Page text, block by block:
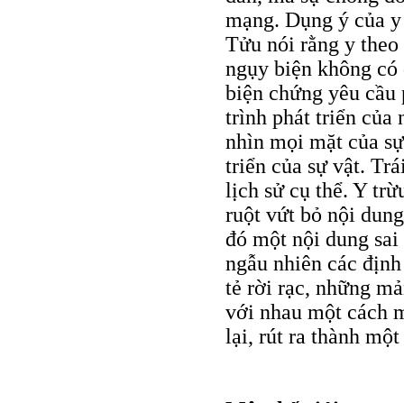
mạng. Dụng ý của
Tửu nói rằng y
ngụy biện không
biện chứng yêu
trình phát triển của
nhìn mọi mặt của
triển của sự vật.
lịch sử cụ thể. Y
ruột vứt bỏ nội
đó một nội dung
ngẫu nhiên các
tẻ rời rạc, những
với nhau một cách
lại, rút ra thành